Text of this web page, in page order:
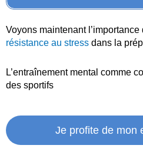
Voyons maintenant
résistance au stress dans la
L’entraînement mental comme
des sportifs
Je profite de mon